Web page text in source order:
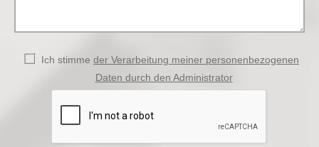
Ich stimme der Verarbeitung meiner personenbezogenen
Daten durch den Administrator